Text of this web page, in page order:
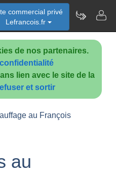
de nos partenaires.
lien avec le site de la
et sortir
commercial privé
Lefrancois.fr
au François
au